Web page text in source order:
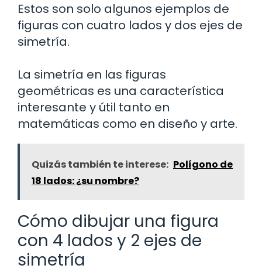
Estos son solo algunos ejemplos de
figuras con cuatro lados y dos ejes de
simetría.
La simetría en las figuras
geométricas es una característica
interesante y útil tanto en
matemáticas como en diseño y arte.
Quizás también te interese: Polígono de
18 lados: ¿su nombre?
Cómo dibujar una figura
con 4 lados y 2 ejes de
simetría